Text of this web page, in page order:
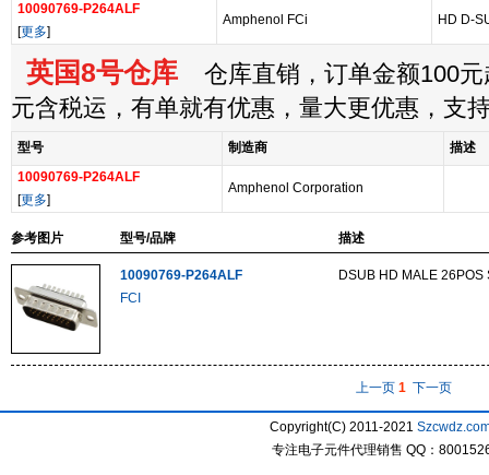
10090769-P264ALF
[更多]
Amphenol FCi HD D-
英国8号仓库 仓库直销，订单金额100元
元含税运，有单就有优惠，量大更优惠，支
型号 制造商
描述
10090769-P264ALF
[更多]
Amphenol Corporation
参考图片 型号/品牌 描述
10090769-P264ALF
FCI
DSUB HD MALE 26POS
上一页 1 下一页
Copyright(C) 2011-2021
专注电子元件代理销售 QQ：